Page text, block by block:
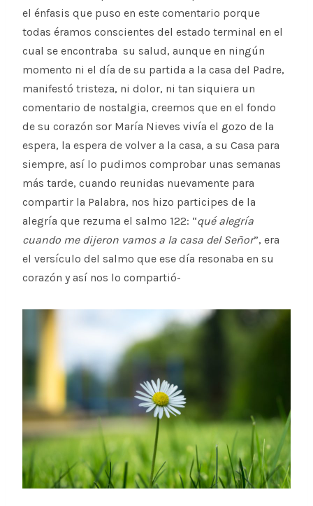
el énfasis que puso en este comentario porque
todas éramos conscientes del estado terminal en el
cual se encontraba su salud, aunque en ningún
momento ni el día de su partida a la casa del Padre,
manifestó tristeza, ni dolor, ni tan siquiera un
comentario de nostalgia, creemos que en el fondo
de su corazón sor María Nieves vivía el gozo de la
espera, la espera de volver a la casa, a su Casa para
siempre, así lo pudimos comprobar unas semanas
más tarde, cuando reunidas nuevamente para
compartir la Palabra, nos hizo participes de la
alegría que rezuma el salmo 122: “qué alegría
cuando me dijeron vamos a la casa del Señor”, era
el versículo del salmo que ese día resonaba en su
corazón y así nos lo compartió-